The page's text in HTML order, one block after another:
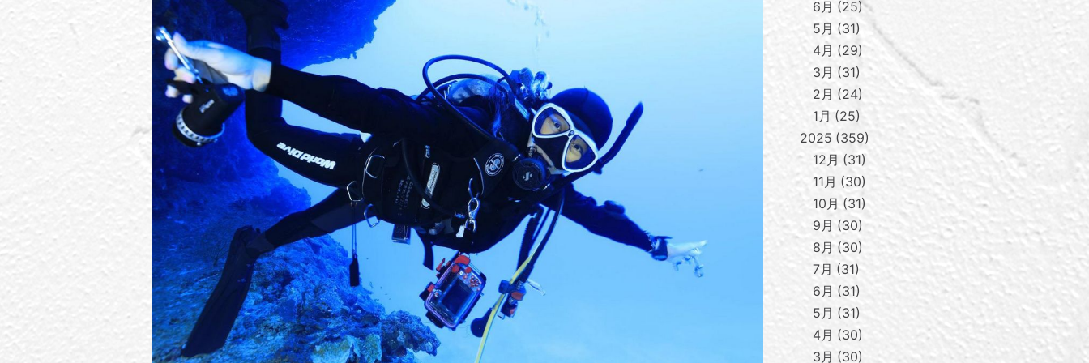
6月
25
5月
31
4月
29
3月
31
2月
24
1月
25
2025 359
12月
31
11月
30
10月
31
9月
30
8月 30
7月
31
6月
31
5月
31
4月
30
3月
30